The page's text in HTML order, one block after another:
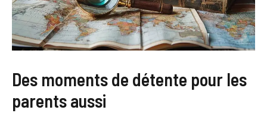
Des moments de détente pour les
parents aussi